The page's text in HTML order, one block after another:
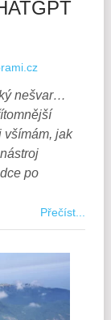
nešvar…
všímám, jak
po
Přečíst...